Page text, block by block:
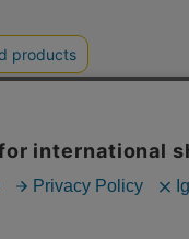
GREEN